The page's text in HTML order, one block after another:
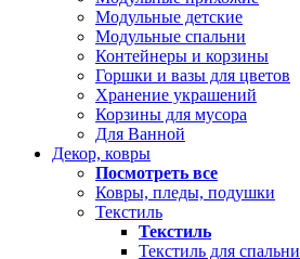
Модульные детские
Модульные спальни
Контейнеры и корзины
Горшки и вазы для цветов
Хранение украшений
Корзины для мусора
Для Ванной
Декор, ковры
Посмотреть все
Ковры, пледы, подушки
Текстиль
Текстиль
Текстиль для спальни